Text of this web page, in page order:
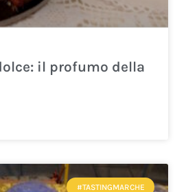
il profumo della
#TASTINGMARCHE